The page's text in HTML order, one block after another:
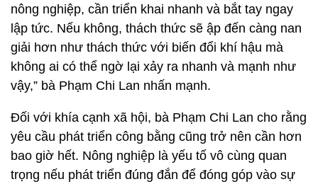
nông nghiệp, cần triển khai nhanh và bắt tay ngay
lập tức. Nếu không, thách thức sẽ ập đến càng nan
giải hơn như thách thức với biến đổi khí hậu mà
không ai có thể ngờ lại xảy ra nhanh và mạnh như
vậy,” bà Phạm Chi Lan nhấn mạnh.
Đối với khía cạnh xã hội, bà Phạm Chi Lan cho rằng
yêu cầu phát triển công bằng cũng trở nên cần hơn
bao giờ hết. Nông nghiệp là yếu tố vô cùng quan
trọng nếu phát triển đúng đắn để đóng góp vào sự